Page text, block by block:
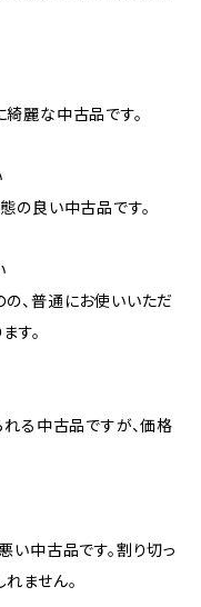
麗な中古品です。
の良い中古品です。
、普通にお使いいただ
す。
れる中古品ですが、価格
い中古品です。割り切っ
ません。